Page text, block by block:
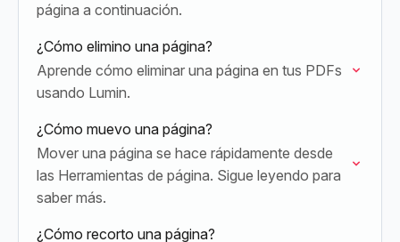
página a continuación.
¿Cómo elimino una página?
Aprende cómo eliminar una página en tus PDFs
usando Lumin.
¿Cómo muevo una página?
Mover una página se hace rápidamente desde
las Herramientas de página. Sigue leyendo para
saber más.
¿Cómo recorto una página?